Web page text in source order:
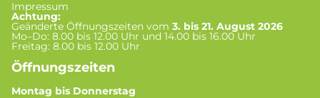
Impressum
Achtung:
Geänderte Öffnungszeiten vom 3. bis 21. August 2026
Mo–Do: 8.00 bis 12.00 Uhr und 14.00 bis 16.00 Uhr
Freitag: 8.00 bis 12.00 Uhr
Öffnungszeiten
Montag bis Donnerstag